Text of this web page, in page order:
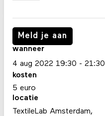
Meld je aan
wanneer
4 aug 2022 19:30 21:30
kosten
5 euro
locatie
TextileLab Amsterdam,